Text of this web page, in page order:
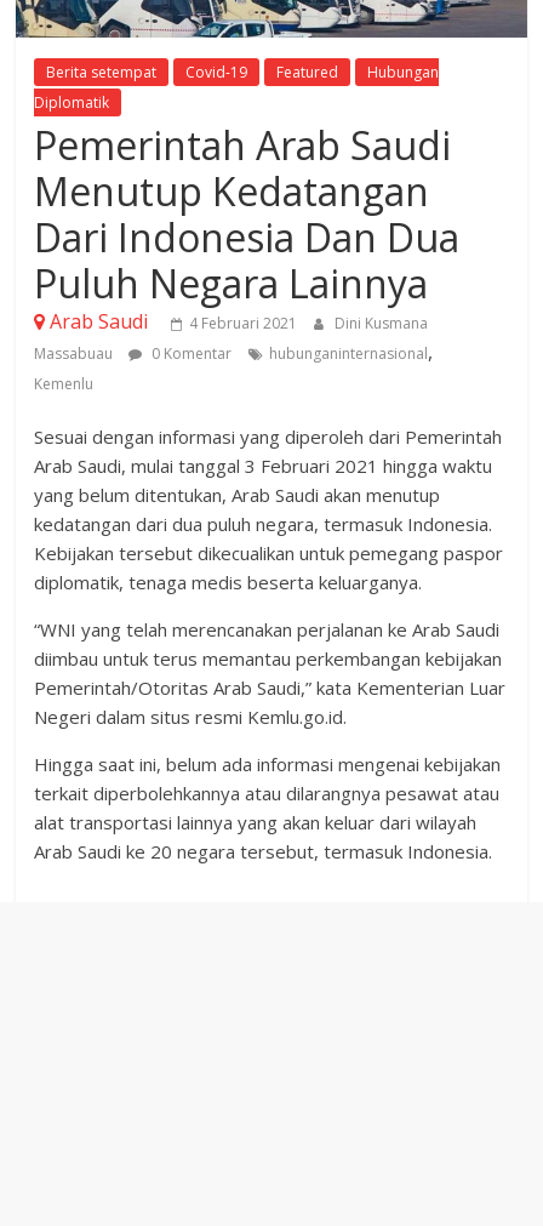
Berita setempat Covid-19 Featured
Hubungan
Diplomatik
Pemerintah Arab Saudi
Menutup Kedatangan
Dari Indonesia Dan Dua
Puluh Negara Lainnya
Arab Saudi 4 Februari 2021
Dini Kusmana
Massabuau
0 Komentar hubunganinternasional,
Kemenlu
Sesuai dengan informasi yang diperoleh dari Pemerintah
Arab Saudi, mulai tanggal 3 Februari 2021 hingga waktu
yang belum ditentukan, Arab Saudi akan menutup
kedatangan dari dua puluh negara, termasuk Indonesia.
Kebijakan tersebut dikecualikan untuk pemegang paspor
diplomatik, tenaga medis beserta keluarganya.
“WNI yang telah merencanakan perjalanan ke Arab Saudi
diimbau untuk terus memantau perkembangan kebijakan
Pemerintah/Otoritas Arab Saudi,” kata Kementerian Luar
Negeri dalam situs resmi Kemlu.go.id.
Hingga saat ini, belum ada informasi mengenai kebijakan
terkait diperbolehkannya atau dilarangnya pesawat atau
alat transportasi lainnya yang akan keluar dari wilayah
Arab Saudi ke 20 negara tersebut, termasuk Indonesia.